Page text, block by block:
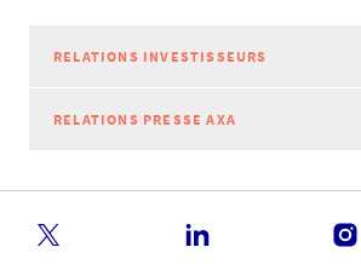
RELATIONS INVESTISSEURS
RELATIONS PRESSE AXA